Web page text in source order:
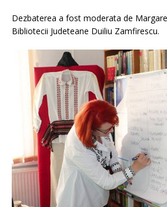
Dezbaterea a fost moderata de
Bibliotecii Judeteane Duiliu Zamfirescu.